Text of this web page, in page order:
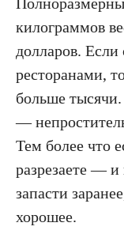
килограммов
долларов.
ресторанами,
больше тысячи.
—
Тем более что
разрезаете —
запасти
хорошее.